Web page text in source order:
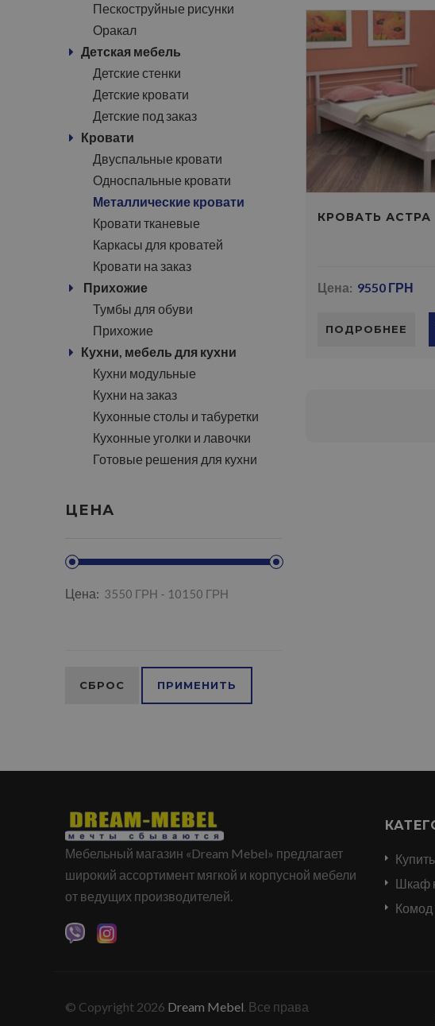
Пескоструйные рисунки
Оракал
Детская мебель
Детские стенки
Детские кровати
Детские под заказ
Кровати
Двуспальные кровати
Односпальные кровати
Металлические кровати
Кровати тканевые
Каркасы для кроватей
Кровати на заказ
Прихожие
Тумбы для обуви
Прихожие
Кухни, мебель для кухни
Кухни модульные
Кухни на заказ
Кухонные столы и табуретки
Кухонные уголки и лавочки
Готовые решения для кухни
ЦЕНА
Цена:
СБРОС ПРИМЕНИТЬ
КРОВАТЬ АСТРА
Цена: 9550 ГРН
ПОДРОБНЕЕ
Мебельный магазин «Dream Mebel» предлагает
широкий ассортимент мягкой и корпусной мебели
от ведущих производителей.
Шкаф
Комод
© Copyright 2026 Dream Mebel. Все права